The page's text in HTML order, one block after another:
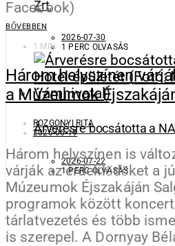
Zrt.
2026-07-30
1 PERC OLVASÁS
Árverésre bocsátotta a
2026-07-22
1 PERC OLVASÁS
BŐVEBBEN
1 MIN
Három helyszínen
a Múzeumok
ROZGONYI RITA
2026-06-19
Három helyszínen is
várják az érdeklődőket a
Múzeumok Éjszakáján
programok között
tárlatvezetés és több
is szerepel. A Dornyay